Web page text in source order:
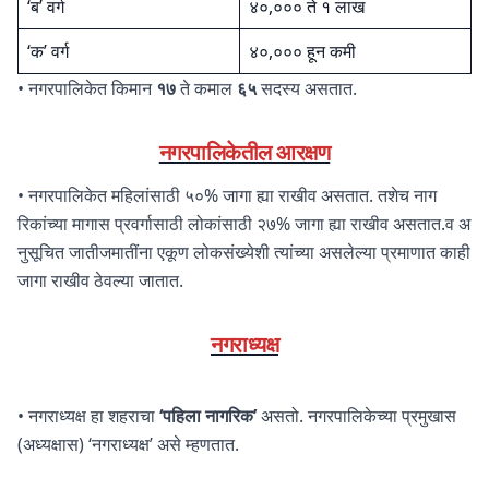
‘ब’ वर्ग
४०,००० ते १ लाख
‘क’ वर्ग
४०,००० हून कमी
• नगरपालिकेत किमान१७ते कमाल ६५सदस्य असतात.
नगरपालिकेतील आरक्षण
• नगरपालिकेत महिलांसाठी ५०% जागा ह्या राखीव असतात. तशेच नाग
रिकांच्या मागास प्रवर्गासाठी लोकांसाठी २७% जागा ह्या राखीव असतात.व अ
नुसूचित जातीजमातींना एकूण लोकसंख्येशी त्यांच्या असलेल्या प्रमाणात काही
जागा राखीव ठेवल्या जातात.
नगराध्यक्ष
• नगराध्यक्ष हा शहराचा‘पहिला नागरिक’असतो. नगरपालिकेच्या प्रमुखास
(अध्यक्षास) ‘नगराध्यक्ष’ असे म्हणतात.